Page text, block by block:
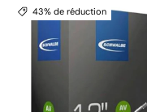
43% de réduction